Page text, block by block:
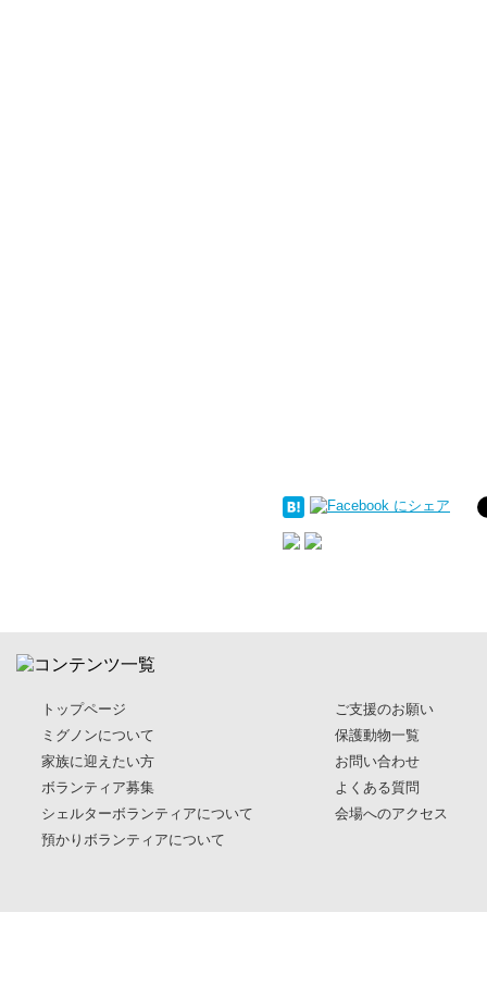
トップページ
ミグノンについて
家族に迎えたい方
ボランティア募集
シェルターボランティアについて
預かりボランティアについて
ご支援のお願い
保護動物一覧
お問い合わせ
よくある質問
会場へのアクセス